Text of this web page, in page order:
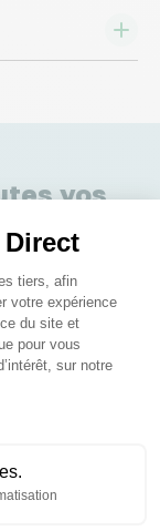
tiers, afin
votre expérience
du site et
pour vous
sur notre
vos
vous